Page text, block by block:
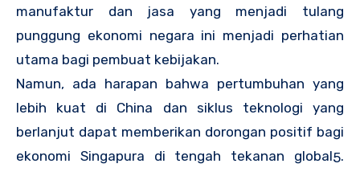
manufaktur dan jasa yang menjadi tulang
punggung ekonomi negara ini menjadi perhatian
utama bagi pembuat kebijakan.
Namun, ada harapan bahwa pertumbuhan yang
lebih kuat di China dan siklus teknologi yang
berlanjut dapat memberikan dorongan positif bagi
ekonomi Singapura di tengah tekanan global5.